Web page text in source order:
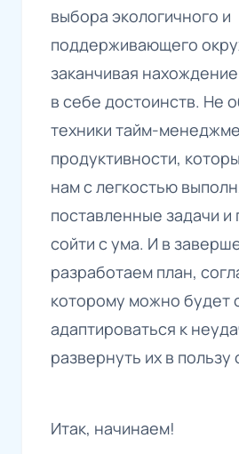
выбора экологичного и
поддерживающего
заканчивая
в себе достоинств. Не
техники тайм-
продуктивности,
нам с легкостью
поставленные задачи и
сойти с ума. И в
разработаем план,
которому можно будет
адаптироваться к
развернуть их в пользу
Итак, начинаем!